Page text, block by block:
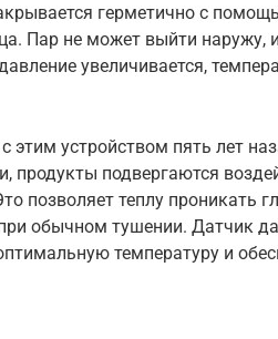
герметично с
Пар не может выйти наружу,
увеличивается,
этим устройством пять лет
продукты подвергаются
позволяет теплу проникать
обычном тушении. Датчик
температуру и